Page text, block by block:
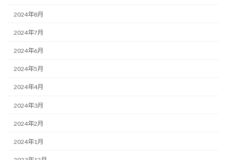
2024年8月
2024年7月
2024年6月
2024年5月
2024年4月
2024年3月
2024年2月
2024年1月